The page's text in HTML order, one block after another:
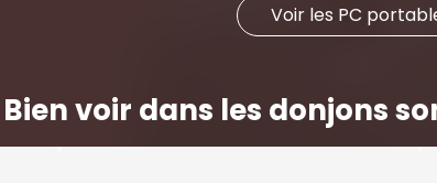
Voir les PC
voir dans les donjons